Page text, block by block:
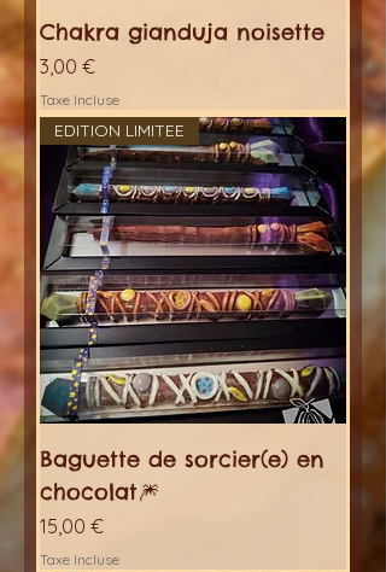
Chakra gianduja noisette
Prix
3,00 €
Taxe Incluse
EDITION LIMITEE
Baguette de sorcier(e) en
chocolat🎆
Prix
15,00 €
Taxe Incluse